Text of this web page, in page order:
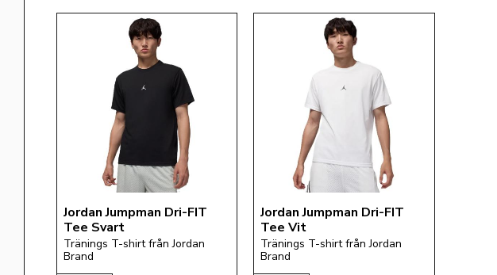
Jordan Jumpman Dri-FIT
Tee Svart
Tränings T-shirt från Jordan
Brand
Jordan Jumpman Dri-FIT
Tee Vit
Tränings T-shirt från Jordan
Brand